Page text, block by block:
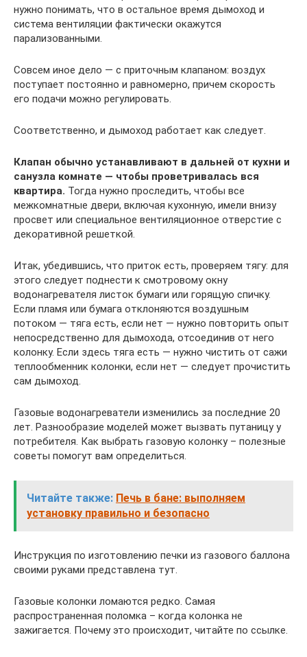
нужно понимать, что в остальное время дымоход и
система вентиляции фактически окажутся
парализованными.
Совсем иное дело — с приточным клапаном: воздух
поступает постоянно и равномерно, причем скорость
его подачи можно регулировать.
Соответственно, и дымоход работает как следует.
Клапан обычно устанавливают в дальней от кухни и
санузла комнате — чтобы проветривалась вся
квартира. Тогда нужно проследить, чтобы все
межкомнатные двери, включая кухонную, имели внизу
просвет или специальное вентиляционное отверстие с
декоративной решеткой.
Итак, убедившись, что приток есть, проверяем тягу: для
этого следует поднести к смотровому окну
водонагревателя листок бумаги или горящую спичку.
Если пламя или бумага отклоняются воздушным
потоком — тяга есть, если нет — нужно повторить опыт
непосредственно для дымохода, отсоединив от него
колонку. Если здесь тяга есть — нужно чистить от сажи
теплообменник колонки, если нет — следует прочистить
сам дымоход.
Газовые водонагреватели изменились за последние 20
лет. Разнообразие моделей может вызвать путаницу у
потребителя. Как выбрать газовую колонку – полезные
советы помогут вам определиться.
Читайте также: Печь в бане: выполняем
установку правильно и безопасно
Инструкция по изготовлению печки из газового баллона
своими руками представлена тут.
Газовые колонки ломаются редко. Самая
распространенная поломка – когда колонка не
зажигается. Почему это происходит, читайте по ссылке.